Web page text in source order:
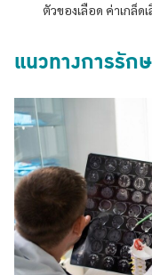
ตัวของเลือด ค่าเกล็ด
แนวทางการรัก